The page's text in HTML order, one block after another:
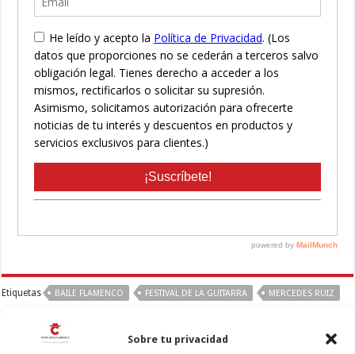
Sobre tu privacidad
Etiquetas BAILE FLAMENCO FESTIVAL DE LA GUITARRA MERCEDES RUIZ
Te puede interesar también